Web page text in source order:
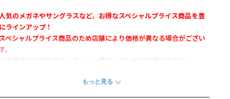
気のメガネやサングラスなど、お得なスペシャルプライス商品を豊
ラインアップ！
ペシャルプライス商品のため店舗により価格が異なる場合がござい
。
の商品はお誕生日クーポン、一部クーポンをご利用できません。
本製ならではの優れた技術・品質・素材を凝縮した日本製コレクショ